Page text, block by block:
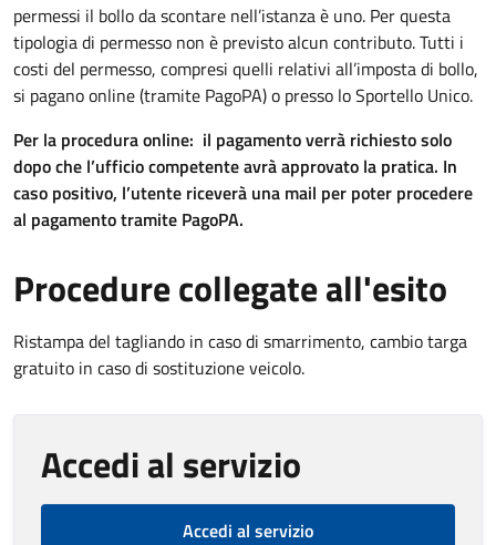
permessi il bollo da scontare nell’istanza è uno. Per questa
tipologia di permesso non è previsto alcun contributo. Tutti i
costi del permesso, compresi quelli relativi all’imposta di bollo,
si pagano online (tramite PagoPA) o presso lo Sportello Unico.
Per la procedura online: il pagamento verrà richiesto solo
dopo che l’ufficio competente avrà approvato la pratica. In
caso positivo, l’utente riceverà una mail per poter procedere
al pagamento tramite PagoPA.
Procedure collegate all'esito
Ristampa del tagliando in caso di smarrimento, cambio targa
gratuito in caso di sostituzione veicolo.
Accedi al servizio
Accedi al servizio